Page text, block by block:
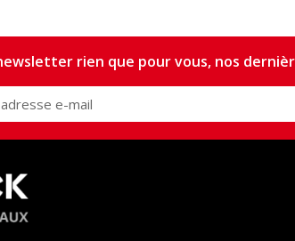
rien que pour vous, nos